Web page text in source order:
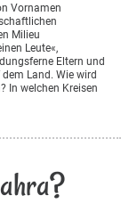
Vornamen
Milieu
Leute«,
Eltern und
Land. Wie wird
In welchen Kreisen